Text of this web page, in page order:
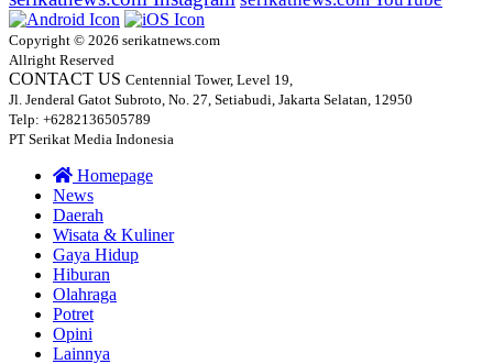
Copyright © 2026 serikatnews.com
Allright Reserved
CONTACT US Centennial Tower, Level 19,
Jl. Jenderal Gatot Subroto, No. 27, Setiabudi, Jakarta Selatan, 12950
Telp: +6282136505789
PT Serikat Media Indonesia
Homepage
News
Daerah
Wisata & Kuliner
Gaya Hidup
Hiburan
Olahraga
Potret
Opini
Lainnya